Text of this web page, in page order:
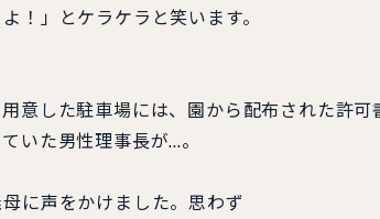
！」とケラケラと笑います。
意した駐車場には、園から配布された許可
いた男性理事長が…。
に声をかけました。思わず